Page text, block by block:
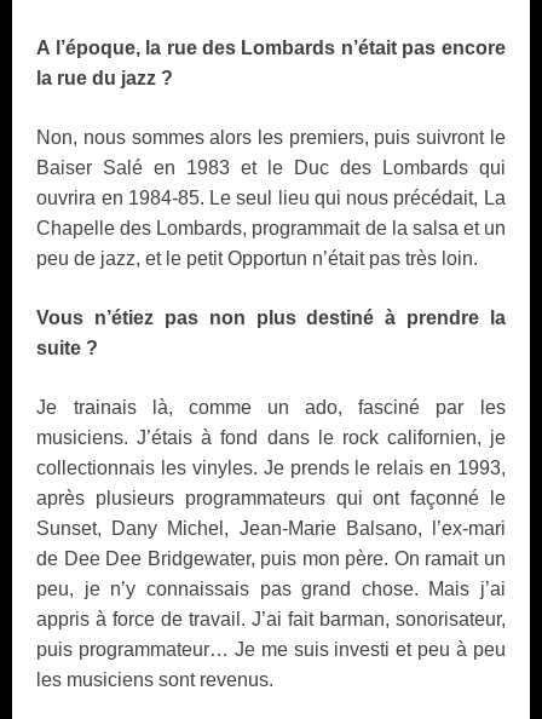
A l’époque, la rue des Lombards n’était pas encore
la rue du jazz ?
Non, nous sommes alors les premiers, puis suivront le
Baiser Salé en 1983 et le Duc des Lombards qui
ouvrira en 1984-85. Le seul lieu qui nous précédait, La
Chapelle des Lombards, programmait de la salsa et un
peu de jazz, et le petit Opportun n’était pas très loin.
Vous n’étiez pas non plus destiné à prendre la
suite ?
Je trainais là, comme un ado, fasciné par les
musiciens. J’étais à fond dans le rock californien, je
collectionnais les vinyles. Je prends le relais en 1993,
après plusieurs programmateurs qui ont façonné le
Sunset, Dany Michel, Jean-Marie Balsano, l’ex-mari
de Dee Dee Bridgewater, puis mon père. On ramait un
peu, je n’y connaissais pas grand chose. Mais j’ai
appris à force de travail. J’ai fait barman, sonorisateur,
puis programmateur… Je me suis investi et peu à peu
les musiciens sont revenus.